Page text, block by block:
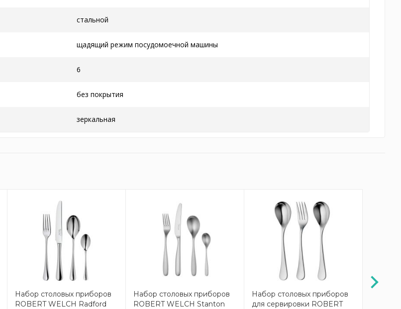
стальной
щадящий режим посудомоечной машины
6
без покрытия
зеркальная
Набор столовых приборов
ROBERT WELCH Radford
Набор столовых приборов
ROBERT WELCH Stanton
Набор столовых приборов
для сервировки ROBERT